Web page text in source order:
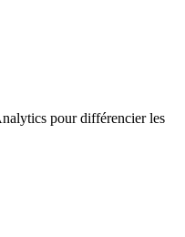
pour différencier les